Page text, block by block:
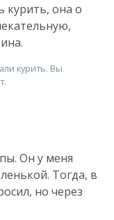
курить, она о
курить. Вы
Он у меня
Тогда, в
но через